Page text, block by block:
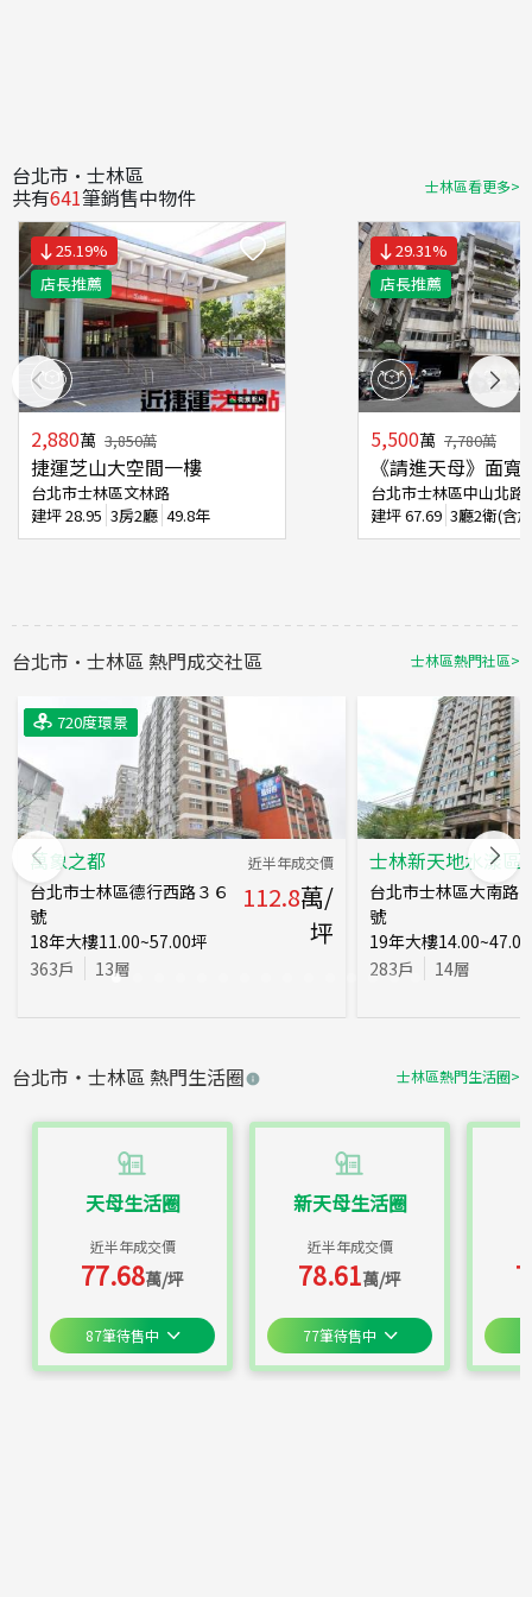
台北市·士林區
共有641筆銷售中物件 士林區看更多>
25.19%
店長推薦
2,880萬 3,850萬
捷運芝山大空間一樓
台北市士林區文林路
建坪28.95 3房2廳 49.8年
29.31%
店長推薦
5,500萬 7,780萬
《請進天母》面寬
台北市士林區中山北路
建坪67.69 3廳2衛(含
台北市 · 士林區 熱門成交社區 士林區熱門社區>
720度環景
萬象之都 近半年成交價
台北市士林區德行西路３６
號
18年大樓11.00~57.00坪
363戶 13層
112.8萬/
坪
720度環景
士林新天地水漾區
台北市士林區大南路
號
19年大樓14.00~47.00
283戶 14層
720度環景
720度環景
720度環景
台北市 ・ 士林區 熱門生活圈 士林區熱門生活圈>
天母生活圈
近半年成交價
77.68萬/坪
87筆待售中
新天母生活圈
近半年成交價
78.61萬/坪
77筆待售中